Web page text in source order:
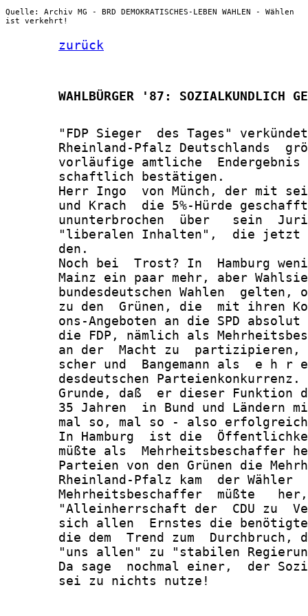
Quelle: Archiv MG - BRD DEMOKRATISCHES-LEBEN WAHLEN - Wählen
ist verkehrt!
zurück
WAHLBÜRGER '87: SOZIALKUNDLICH
"FDP Sieger  des Tages"
Rheinland-Pfalz Deutschlands
vorläufige amtliche
       schaftlich bestätigen.
Herr Ingo  von Münch, der mit
und Krach  die 5%-Hürde
ununterbrochen  über   sein
"liberalen Inhalten",  die
       den.
Noch bei  Trost? In  Hamburg
Mainz ein paar mehr, aber
bundesdeutschen Wahlen  gelten,
zu den  Grünen, die  mit ihren
ons-Angeboten an die SPD
die FDP, nämlich als
an der  Macht zu
scher und  Bangemann als  e h r
desdeutschen
Grunde, daß  er dieser Funktion
35 Jahren  in Bund und Ländern
mal so, mal so - also
In Hamburg  ist die
müßte als  Mehrheitsbeschaffer
Parteien von den Grünen die
Rheinland-Pfalz kam  der Wähler
Mehrheitsbeschaffer  müßte
"Alleinherrschaft der  CDU zu
sich allen  Ernstes die
die dem  Trend zum  Durchbruch,
"uns allen" zu "stabilen
Da sage  nochmal einer,  der
       sei zu nichts nutze!